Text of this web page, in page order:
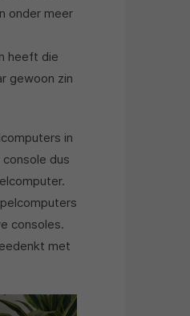
onder meer
heeft die
gewoon zin
in
dus
consoles.
met